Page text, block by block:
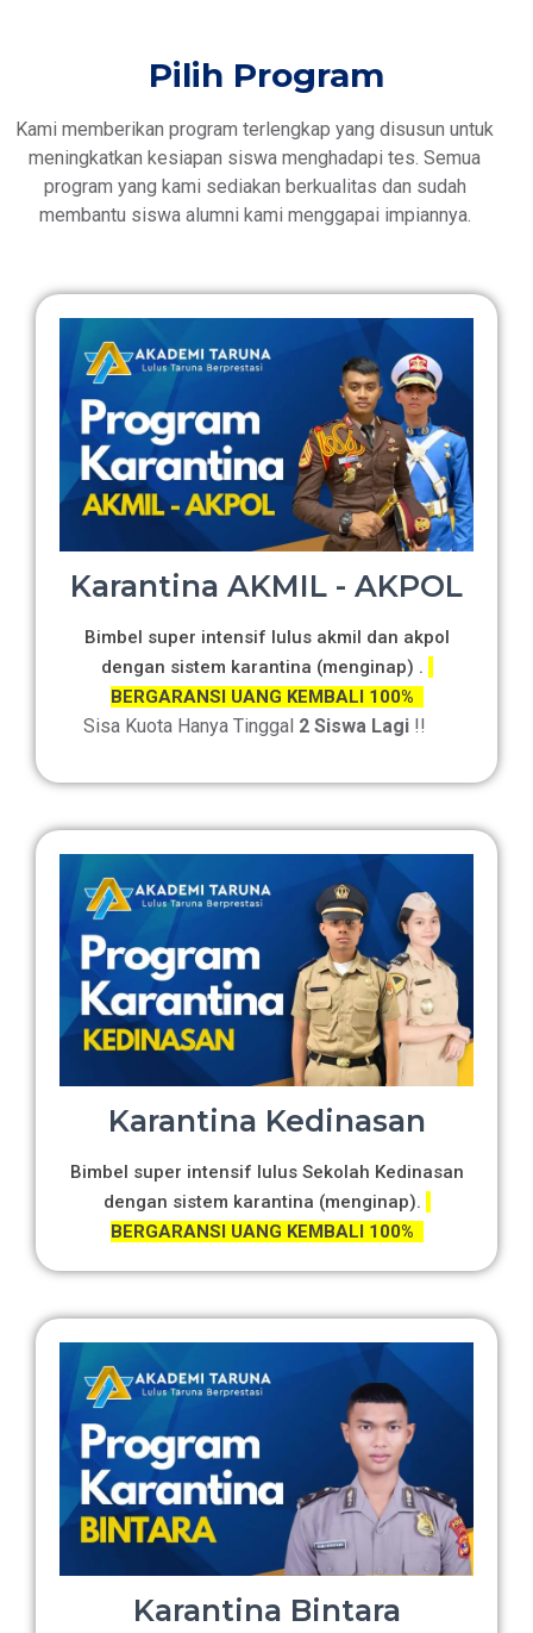
Pilih Program
Kami memberikan program terlengkap yang disusun untuk
meningkatkan kesiapan siswa menghadapi tes. Semua
program yang kami sediakan berkualitas dan sudah
membantu siswa alumni kami menggapai impiannya.
Karantina AKMIL - AKPOL
Bimbel super intensif lulus akmil dan akpol
dengan sistem karantina (menginap) .
BERGARANSI UANG KEMBALI 100%
Sisa Kuota Hanya Tinggal 2 Siswa Lagi !!
Karantina Kedinasan
Bimbel super intensif lulus Sekolah Kedinasan
dengan sistem karantina (menginap).
BERGARANSI UANG KEMBALI 100%
Karantina Bintara